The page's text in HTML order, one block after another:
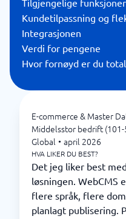
Tilgjengelige funksjoner
Kundetilpassning og
Integrasjonen
Verdi for pengene
Hvor fornøyd er du
E-commerce & Master
Middelsstor bedrift
Global • april 2026
HVA LIKER DU BEST?
Det jeg liker best
løsningen. WebCMS
flere språk, flere
planlagt publisering.